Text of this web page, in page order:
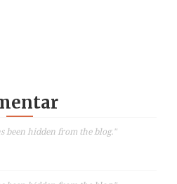
been hidden from the blog."